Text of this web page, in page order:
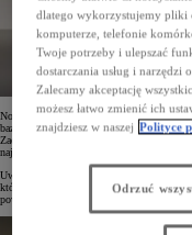
Nowa Toyota FT-3e została oparta na
bazie stworzono koncepcyjny model
Zachwyca imponującym designem
najprostszymi liniami nadwozia.
Uwagę zwracają cyfrowe wyświetlacze,
które przekazują kierowcy informacje o
powietrza, jeszcze zanim ten wsiądzie do
dlatego wykorzystujemy pliki
komputerze, telefonie
Twoje potrzeby i ulepszać
dostarczania usług i narzędzi
Zalecamy akceptację
możesz łatwo zmienić ich
znajdziesz w naszej Polityce
Odrzuć